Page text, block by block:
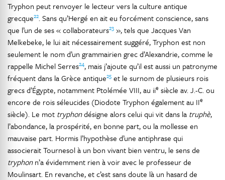
Tryphon peut renvoyer le lecteur vers la culture antique
grecque22. Sans qu’Hergé en ait eu forcément conscience, sans
que l’un de ses « collaborateurs23 », tels que Jacques Van
Melkebeke, le lui ait nécessairement suggéré, Tryphon est non
seulement le nom d’un grammairien grec d’Alexandrie, comme le
rappelle Michel Serres24, mais j’ajoute qu’il est aussi un patronyme
fréquent dans la Grèce antique25 et le surnom de plusieurs rois
grecs d’Égypte, notamment Ptolémée VIII, au iie siècle av. J.-C. ou
encore de rois séleucides (Diodote Tryphon également au IIe
siècle). Le mot tryphondésigne alors celui qui vit dans la truphè,
l’abondance, la prospérité, en bonne part, ou la mollesse en
mauvaise part. Hormis l’hypothèse d’une antiphrase qui
associerait Tournesol à un bon vivant bien ventru, le sens de
tryphonn’a évidemment rien à voir avec le professeur de
Moulinsart. En revanche, et c’est sans doute là un hasard de